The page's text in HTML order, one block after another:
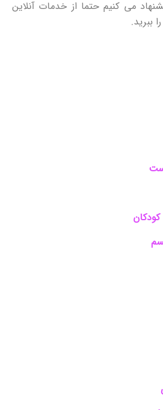
می کنیم حتما از خدمات آنلاین
ببرید.